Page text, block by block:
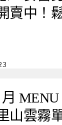
賣中！
月
山雲霧